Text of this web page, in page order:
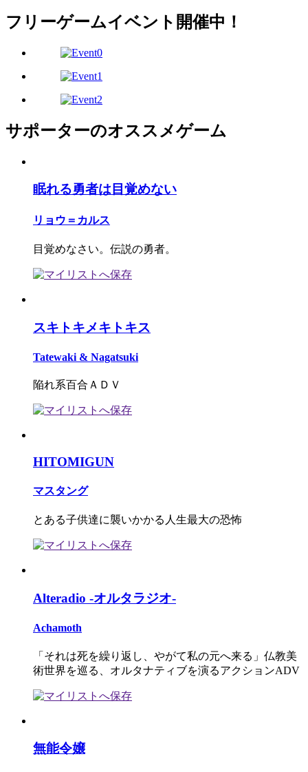
フリーゲームイベント開催中！
サポーターのオススメゲーム
眠れる勇者は目覚めない
リョウ＝カルス
目覚めなさい。伝説の勇者。
スキトキメキトキス
Tatewaki & Nagatsuki
陥れ系百合ＡＤＶ
HITOMIGUN
マスタング
とある子供達に襲いかかる人生最大の恐怖
Alteradio -オルタラジオ-
Achamoth
「それは死を繰り返し、やがて私の元へ来る」仏教美
術世界を巡る、オルタナティブを演るアクションADV
無能令嬢